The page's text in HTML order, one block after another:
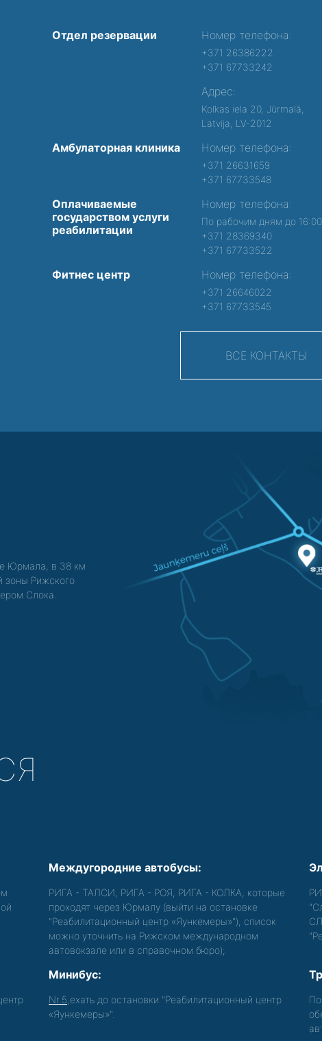
Отдел резервации Номер телефона:
+371 26386222
+371 67733242
Адрес:
Kolkas iela 20, Jūrmalā,
Latvija, LV-2012
Амбулаторная клиника Номер телефона:
+371 26631659
+371 67733548
Оплачиваемые
государством услуги
реабилитации
Номер телефона:
По рабочим дням до 16:00
+371 28369340
+371 67733522
Фитнес центр Номер телефона:
+371 26646022
+371 67733545
ВСЕ КОНТАКТЫ
Юрмала, в 38 км
зоны Рижского
Слока.
Междугородние автобусы:
РИГА - ТАЛСИ, РИГА - РОЯ, РИГА - КОЛКА, которые
проходят через Юрмалу (выйти на остановке
"Реабилитационный центр «Яункемеры»"), список
можно уточнить на Рижском международном
автовокзале или в справочном бюро);
Минибус:
Nr.5 ,ехать до остановки "Реабилитационный центр
«Яункемеры»".